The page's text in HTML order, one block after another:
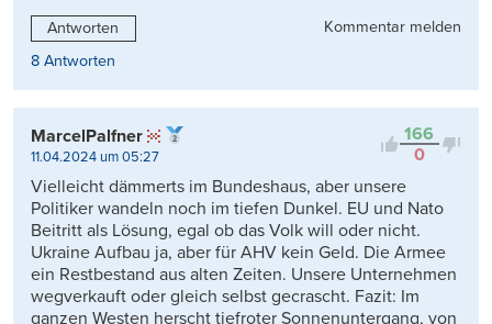
Antworten
Kommentar melden
8 Antworten
166
0
MarcelPalfner
11.04.2024 um 05:27
Vielleicht dämmerts im Bundeshaus, aber unsere
Politiker wandeln noch im tiefen Dunkel. EU und Nato
Beitritt als Lösung, egal ob das Volk will oder nicht.
Ukraine Aufbau ja, aber für AHV kein Geld. Die Armee
ein Restbestand aus alten Zeiten. Unsere Unternehmen
wegverkauft oder gleich selbst gecrascht. Fazit: Im
ganzen Westen herscht tiefroter Sonnenuntergang, von